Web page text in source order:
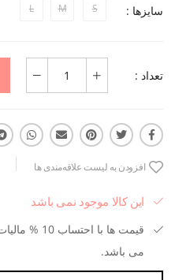
سایزها : S
M
L
تعداد :
افزودن به لیست علاقه‌مندی ها
این کالا موجود نمی باشد
قیمت ها با
می باشد.